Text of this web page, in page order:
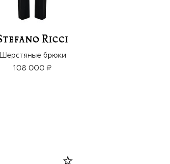
Шерстяные брюки
108 000 ₽